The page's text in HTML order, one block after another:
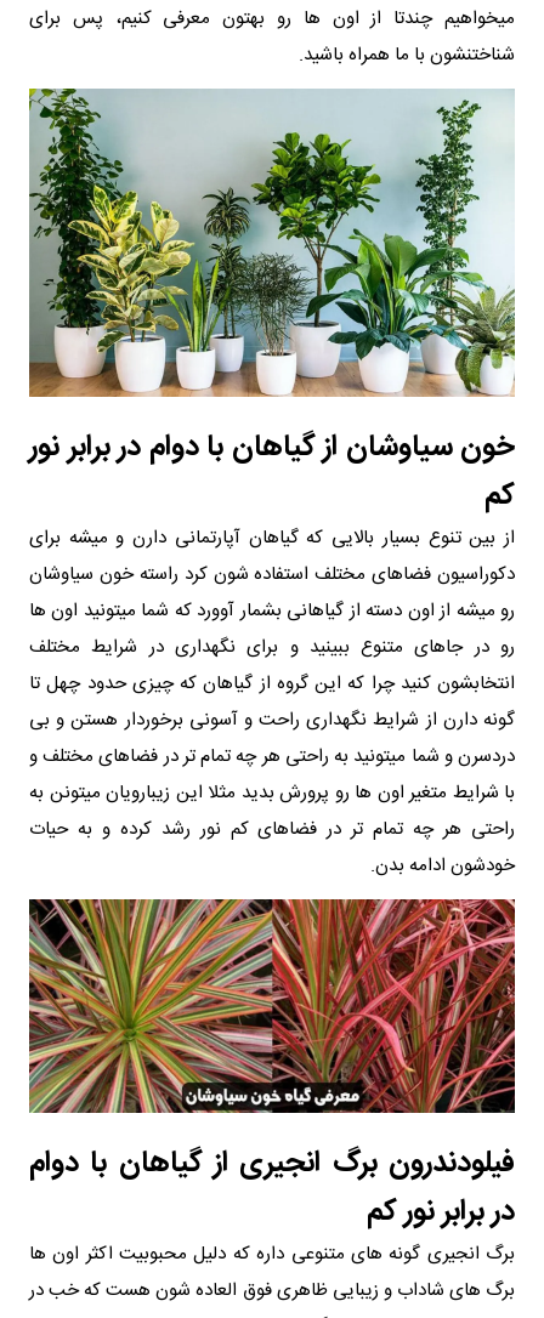
میخواهیم چندتا از اون ها رو بهتون معرفی کنیم، پس برای
شناختنشون با ما همراه باشید.
خون سیاوشان از گیاهان با دوام در برابر نور
کم
از بین تنوع بسیار بالایی که گیاهان آپارتمانی دارن و میشه برای
دکوراسیون فضاهای مختلف استفاده شون کرد راسته خون سیاوشان
رو میشه از اون دسته از گیاهانی بشمار آوورد که شما میتونید اون ها
رو در جاهای متنوع ببینید و برای نگهداری در شرایط مختلف
انتخابشون کنید چرا که این گروه از گیاهان که چیزی حدود چهل تا
گونه دارن از شرایط نگهداری راحت و آسونی برخوردار هستن و بی
دردسرن و شما میتونید به راحتی هر چه تمام تر در فضاهای مختلف و
با شرایط متغیر اون ها رو پرورش بدید مثلا این زیبارویان میتونن به
راحتی هر چه تمام تر در فضاهای کم نور رشد کرده و به حیات
خودشون ادامه بدن.
فیلودندرون برگ انجیری از گیاهان با دوام
در برابر نور کم
برگ انجیری‌ گونه های متنوعی داره که دلیل محبوبیت اکثر اون ها
برگ های شاداب و زیبایی ظاهری فوق العاده شون هست که خب در